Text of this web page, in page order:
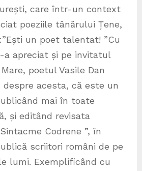
care într-un context
poeziile tânărului Țene,
un poet talentat! ”Cu
apreciat și pe invitatul
poetul Vasile Dan
despre acesta, că este un
mai în toate
și editând revisata
Codrene ”, în
scriitori români de pe
lumi. Exemplificând cu